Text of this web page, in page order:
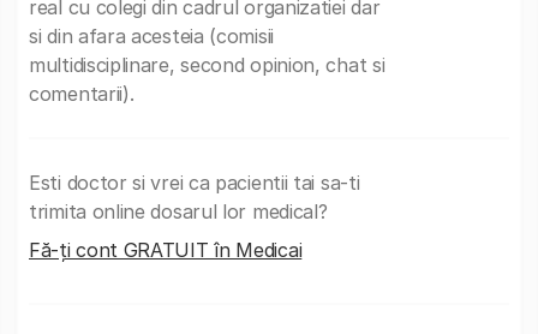
real cu colegi din cadrul organizatiei dar
si din afara acesteia (comisii
multidisciplinare, second opinion, chat si
comentarii).
Esti doctor si vrei ca pacientii tai sa-ti
trimita online dosarul lor medical?
Fă-ți cont GRATUIT în Medicai